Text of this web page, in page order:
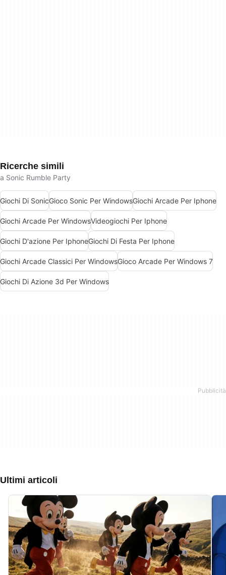
Ricerche simili
a Sonic Rumble Party
Giochi Di SonicGioco Sonic Per WindowsGiochi Arcade Per Iphone
Giochi Arcade Per WindowsVideogiochi Per Iphone
Giochi D'azione Per IphoneGiochi Di Festa Per Iphone
Giochi Arcade Classici Per WindowsGioco Arcade Per Windows 7
Giochi Di Azione 3d Per Windows
Ultimi articoli